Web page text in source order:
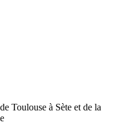
Toulouse à Sète et de la